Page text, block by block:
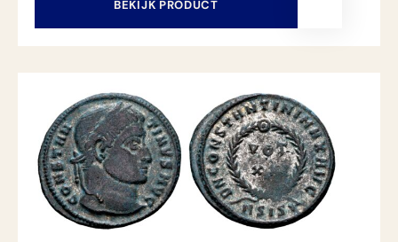
BEKIJK PRODUCT